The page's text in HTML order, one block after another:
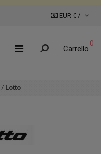
EUR € /
Carrello
0
/ Lotto